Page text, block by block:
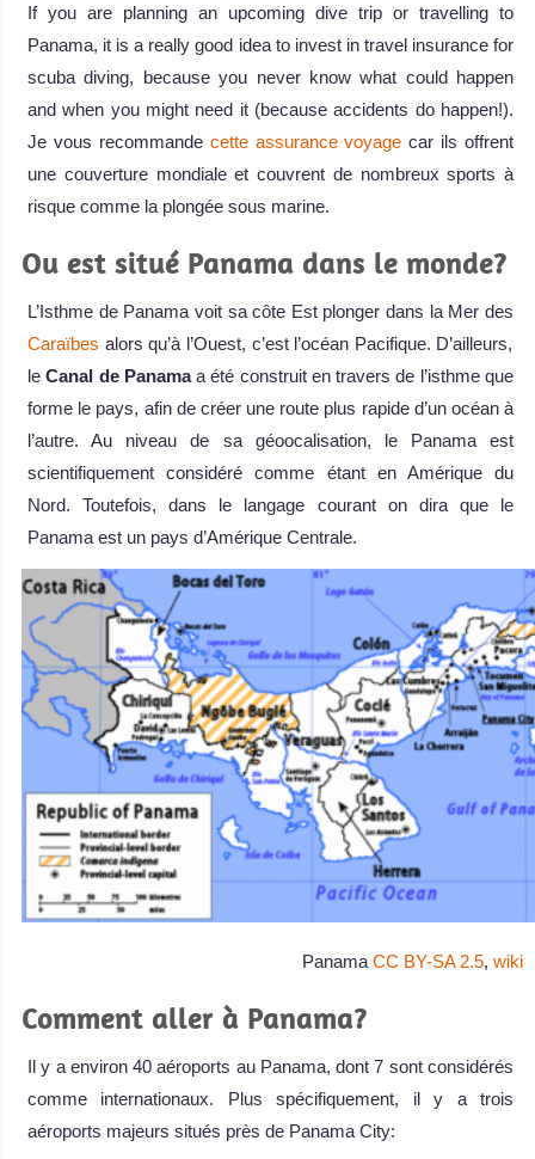
If you are planning an upcoming dive trip or travelling to
Panama, it is a really good idea to invest in travel insurance for
scuba diving, because you never know what could happen
and when you might need it (because accidents do happen!).
Je vous recommande cette assurance voyage car ils offrent
une couverture mondiale et couvrent de nombreux sports à
risque comme la plongée sous marine.
Ou est situé Panama dans le monde?
L’Isthme de Panama voit sa côte Est plonger dans la Mer des
Caraïbes alors qu’à l’Ouest, c’est l’océan Pacifique. D’ailleurs,
leCanal de Panamaa été construit en travers de l’isthme que
forme le pays, afin de créer une route plus rapide d’un océan à
l’autre. Au niveau de sa géoocalisation, le Panama est
scientifiquement considéré comme étant en Amérique du
Nord. Toutefois, dans le langage courant on dira que le
Panama est un pays d’Amérique Centrale.
Panama CC BY-SA 2.5, wiki
Comment aller à Panama?
Il y a environ 40 aéroports au Panama, dont 7 sont considérés
comme internationaux. Plus spécifiquement, il y a trois
aéroports majeurs situés près de Panama City: